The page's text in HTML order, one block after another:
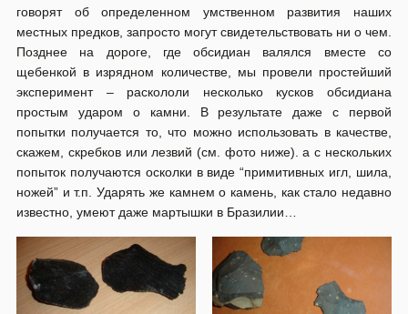
говорят об определенном умственном развития наших
местных предков, запросто могут свидетельствовать ни о чем.
Позднее на дороге, где обсидиан валялся вместе со
щебенкой в изрядном количестве, мы провели простейший
эксперимент – раскололи несколько кусков обсидиана
простым ударом о камни. В результате даже с первой
попытки получается то, что можно использовать в качестве,
скажем, скребков или лезвий (см. фото ниже). а с нескольких
попыток получаются осколки в виде “примитивных игл, шила,
ножей” и т.п. Ударять же камнем о камень, как стало недавно
известно, умеют даже мартышки в Бразилии…